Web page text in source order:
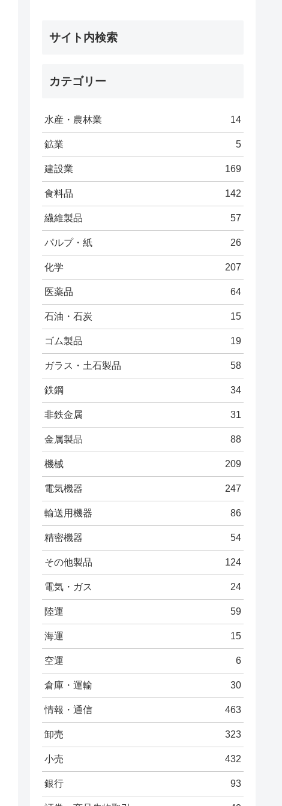
サイト内検索
カテゴリー
水産・農林業 14
鉱業 5
建設業 169
食料品 142
繊維製品 57
パルプ・紙 26
化学 207
医薬品 64
石油・石炭 15
ゴム製品 19
ガラス・土石製品 58
鉄鋼 34
非鉄金属 31
金属製品 88
機械 209
電気機器 247
輸送用機器 86
精密機器 54
その他製品 124
電気・ガス 24
陸運 59
海運 15
空運 6
倉庫・運輸 30
情報・通信 463
卸売 323
小売 432
銀行 93